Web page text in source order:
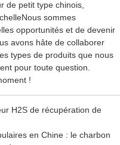
de petit type chinois,
Nous sommes
opportunités et de devenir
avons hâte de collaborer
types de produits que nous
pour toute question.
!
H2S de récupération de
en Chine : le charbon